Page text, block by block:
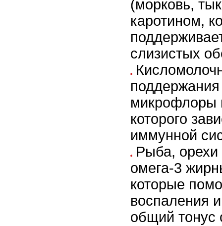
(морковь,
каротином,
слизистых
микрофлоры
которого
иммунной
Рыба, орехи
омега-3
которые
воспаления
общий тонус